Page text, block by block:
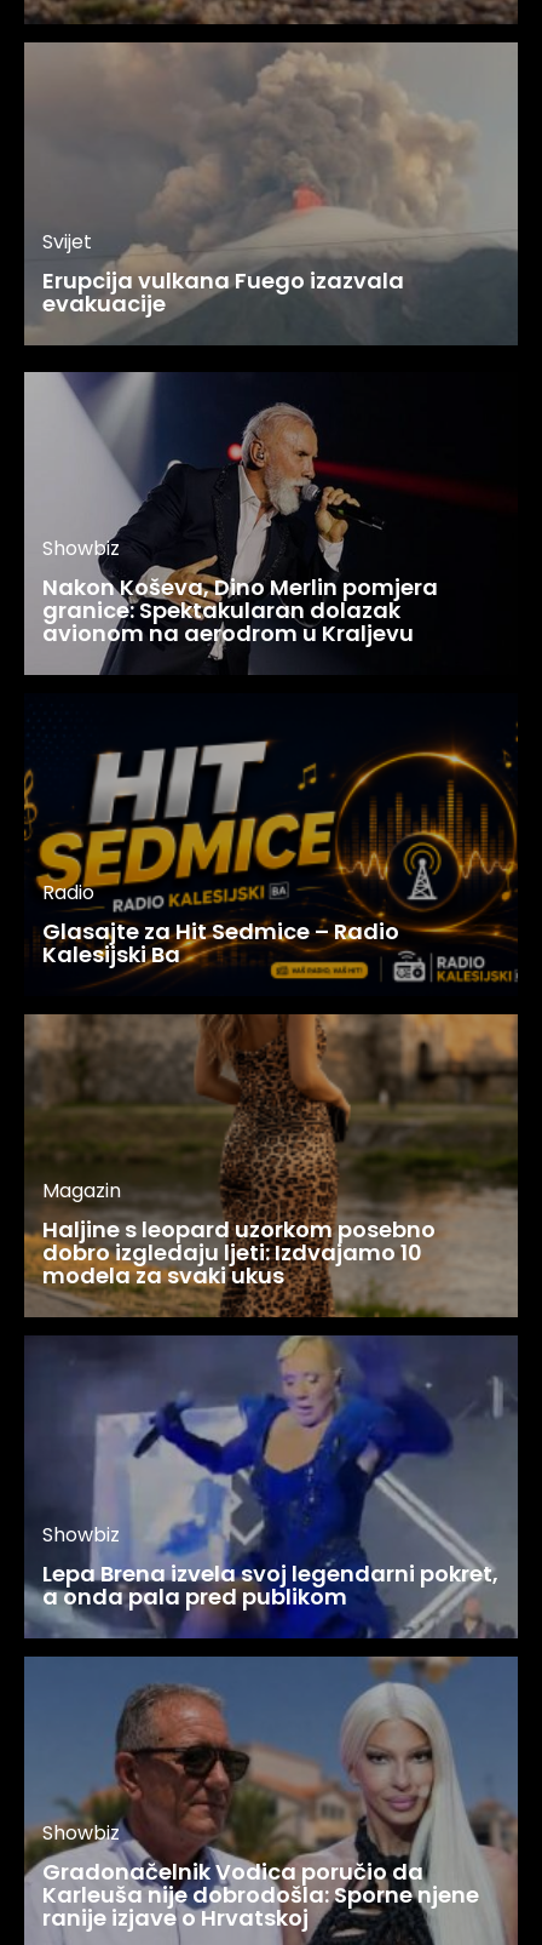
Svijet
Erupcija vulkana Fuego izazvala
evakuacije
Showbiz
Nakon Koševa, Dino Merlin pomjera
granice: Spektakularan dolazak
avionom na aerodrom u Kraljevu
Radio
Glasajte za Hit Sedmice – Radio
Kalesijski Ba
Magazin
Haljine s leopard uzorkom posebno
dobro izgledaju ljeti: Izdvajamo 10
modela za svaki ukus
Showbiz
Lepa Brena izvela svoj legendarni pokret,
a onda pala pred publikom
Showbiz
Gradonačelnik Vodica poručio da
Karleuša nije dobrodošla: Sporne njene
ranije izjave o Hrvatskoj